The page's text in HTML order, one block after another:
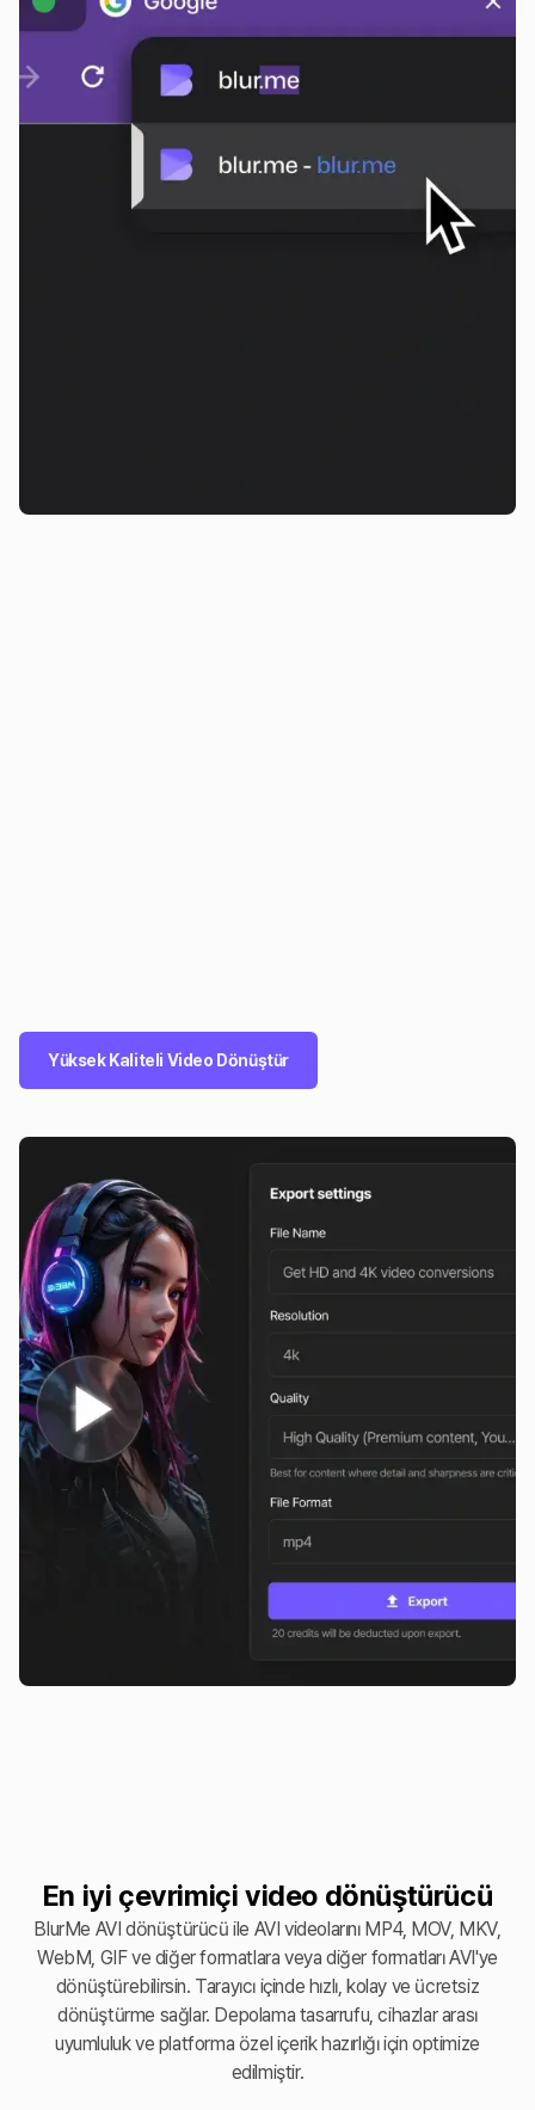
Yüksek Kaliteli Video Dönüştür
En iyi çevrimiçi video dönüştürücü
BlurMe AVI dönüştürücü ile AVI videolarını MP4, MOV, MKV,
WebM, GIF ve diğer formatlara veya diğer formatları AVI'ye
dönüştürebilirsin. Tarayıcı içinde hızlı, kolay ve ücretsiz
dönüştürme sağlar. Depolama tasarrufu, cihazlar arası
uyumluluk ve platforma özel içerik hazırlığı için optimize
edilmiştir.